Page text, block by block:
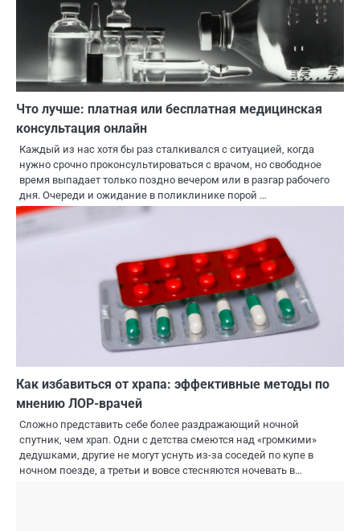
Что лучше: платная или бесплатная медицинская
консультация онлайн
Каждый из нас хотя бы раз сталкивался с ситуацией, когда
нужно срочно проконсультироваться с врачом, но свободное
время выпадает только поздно вечером или в разгар рабочего
дня. Очереди и ожидание в поликлинике порой …
Как избавиться от храпа: эффективные методы по
мнению ЛОР-врачей
Сложно представить себе более раздражающий ночной
спутник, чем храп. Одни с детства смеются над «громкими»
дедушками, другие не могут уснуть из-за соседей по купе в
ночном поезде, а третьи и вовсе стесняются ночевать в…